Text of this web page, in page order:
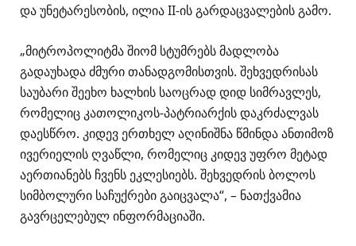
და უნეტარესობის, ილია II-ის გარდაცვალების გამო.
„მიტროპოლიტმა შიომ სტუმრებს მადლობა
გადაუხადა ძმური თანადგომისთვის. შეხვედრისას
საუბარი შეეხო ხალხის საოცრად დიდ სიმრავლეს,
რომელიც კათოლიკოს-პატრიარქის დაკრძალვას
დაესწრო. კიდევ ერთხელ აღინიშნა წმინდა ანთიმოზ
ივერიელის ღვაწლი, რომელიც კიდევ უფრო მეტად
აერთიანებს ჩვენს ეკლესიებს. შეხვედრის ბოლოს
სიმბოლური საჩუქრები გაიცვალა“, – ნათქვამია
გავრცელებულ ინფორმაციაში.